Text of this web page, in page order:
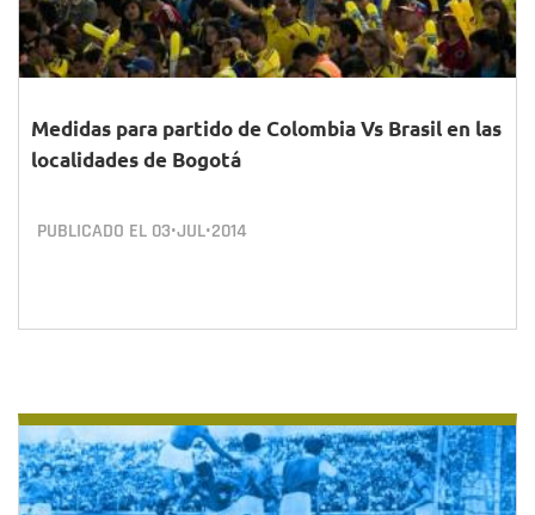
Medidas para partido de Colombia Vs Brasil en las
localidades de Bogotá
PUBLICADO EL 03•JUL•2014